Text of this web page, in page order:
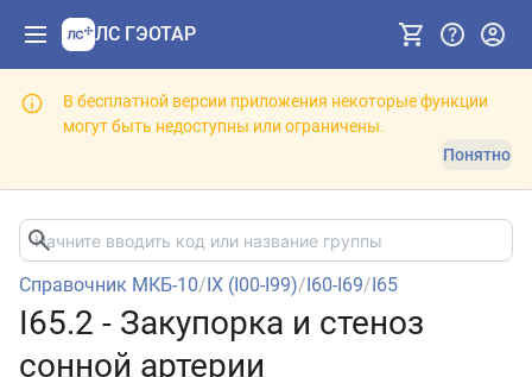
ЛС ГЭОТАР
В бесплатной версии приложения некоторые функции
могут быть недоступны или ограничены.
Понятно
Справочник МКБ-10/IX (I00-I99)/I60-I69/I65
I65.2 - Закупорка и стеноз
сонной артерии